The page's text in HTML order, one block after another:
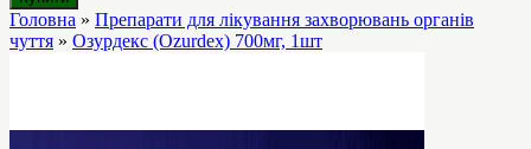
Головна » Препарати для лікування захворювань органів
чуття » Озурдекс (Ozurdex) 700мг, 1шт